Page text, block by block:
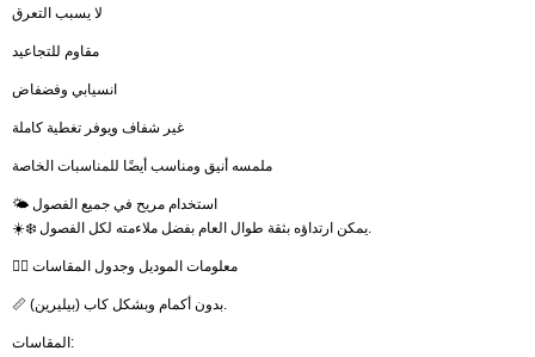
لا يسبب التعرق
مقاوم للتجاعيد
انسيابي وفضفاض
غير شفاف ويوفر تغطية كاملة
ملمسه أنيق ومناسب أيضًا للمناسبات الخاصة
🌤️ استخدام مريح في جميع الفصول
☀️❄️ يمكن ارتداؤه بثقة طوال العام بفضل ملاءمته لكل الفصول.
🧍‍♀️ معلومات الموديل وجدول المقاسات
📏 بدون أكمام وبشكل كاب (بيليرين).
المقاسات: